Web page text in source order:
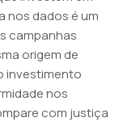
nos dados é um
campanhas
origem de
investimento
nos
com justiça